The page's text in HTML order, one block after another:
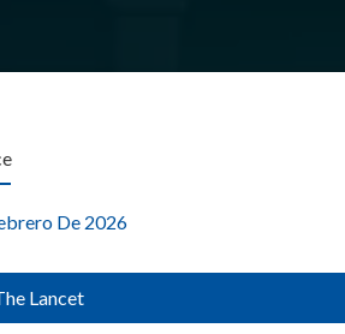
De 2026
Lancet